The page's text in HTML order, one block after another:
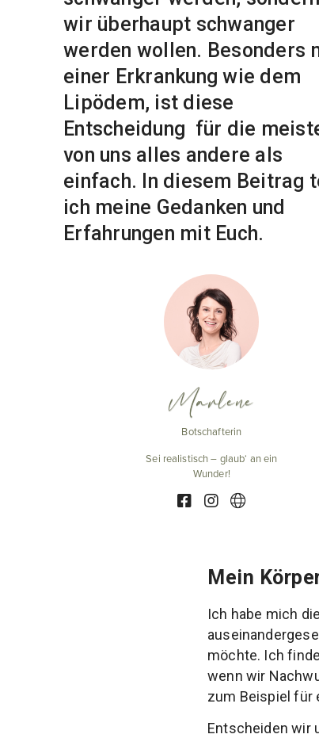
wir überhaupt schwanger
werden wollen. Besonders
einer Erkrankung wie dem
Lipödem, ist diese
Entscheidung für die
von uns alles andere als
einfach. In diesem Beitrag
ich meine Gedanken und
Erfahrungen mit Euch.
Marlene
Botschafterin
Sei realistisch – glaub‘ an ein
Wunder!
Mein
Ich habe mich
möchte. Ich
wenn wir
zum Beispiel für
Entscheiden wir